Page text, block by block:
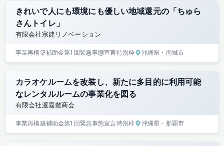
きれいで人にも環境にも優しい地域還元の「ちゅら
さんトイレ」
有限会社宗建リノベーション
事業再構築補助金第1回緊急事態宣言特別枠 沖縄県 ・南城市
カラオケルームを改装し、新たに多目的に利用可能
なレンタルルームの事業化を図る
有限会社渡嘉敷商会
事業再構築補助金第1回緊急事態宣言特別枠 沖縄県 ・那覇市